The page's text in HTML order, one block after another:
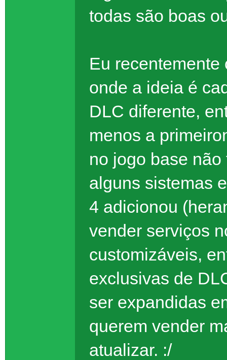
todas são boas
Eu
onde a ideia é
DLC diferente,
menos a
no jogo base
alguns sistemas
4 adicionou
vender serviços
customizáveis,
exclusivas de
ser expandidas
querem vender
atualizar. :/